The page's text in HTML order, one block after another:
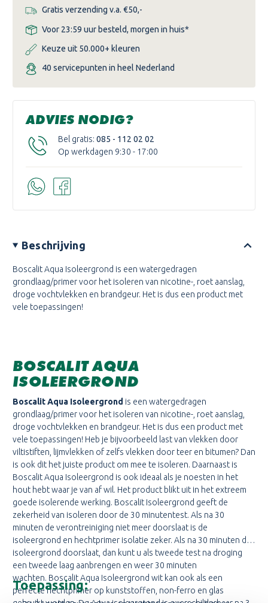
Gratis verzending v.a. €50,-
Voor 23:59 uur besteld, morgen in huis*
Keuze uit 50.000+ kleuren
40 servicepunten in heel Nederland
ADVIES NODIG?
Bel gratis: 085 - 112 02 02
Op werkdagen 9:30 - 17:00
Beschrijving
Boscalit Aqua Isoleergrond is een watergedragen
grondlaag/primer voor het isoleren van nicotine-, roet aanslag,
droge vochtvlekken en brandgeur. Het is dus een product met
vele toepassingen!
BOSCALIT AQUA
ISOLEERGROND
Boscalit Aqua Isoleergrond is een watergedragen
grondlaag/primer voor het isoleren van nicotine-, roet aanslag,
droge vochtvlekken en brandgeur. Het is dus een product met
vele toepassingen! Heb je bijvoorbeeld last van vlekken door
viltistiften, lijmvlekken of zelfs vlekken door teer en bitumen? Dan
is ook dit het juiste product om mee te isoleren. Daarnaast is
Boscalit Aqua Isoleergrond is ook ideaal als je noesten in het
hout hebt waar je van af wil. Het product blikt uit in het extreem
goede isolerende werking. Boscalit Isoleergrond geeft de
zekerheid van isoleren door de 30 minutentest. Als na 30
minuten de verontreiniging niet meer doorslaat is de
isoleergrond en hechtprimer isolatie zeker. Als na 30 minuten de
isoleergrond doorslaat, dan kunt u als tweede test na droging
een tweede laag aanbrengen en weer 30 minuten
wachten. Boscalit Aqua Isoleergrond wit kan ook als een
perfecte hechtprimer op kunststoffen, non-ferro en glas
Toepassing: